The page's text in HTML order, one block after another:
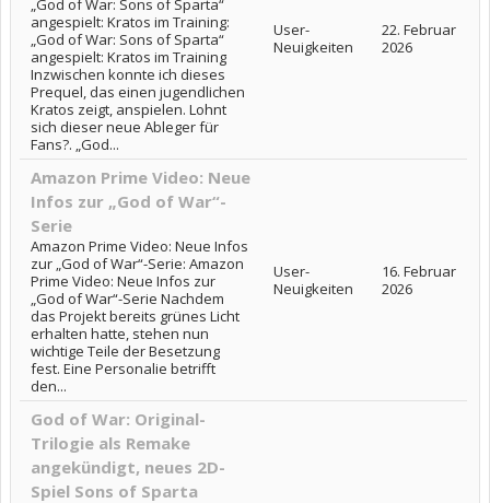
„God of War: Sons of Sparta“
angespielt: Kratos im Training:
„God of War: Sons of Sparta“
angespielt: Kratos im Training
Inzwischen konnte ich dieses
Prequel, das einen jugendlichen
Kratos zeigt, anspielen. Lohnt
sich dieser neue Ableger für
Fans?. „God...
User-
Neuigkeiten
22. Februar
2026
Amazon Prime Video: Neue
Infos zur „God of War“-
Serie
Amazon Prime Video: Neue Infos
zur „God of War“-Serie: Amazon
Prime Video: Neue Infos zur
„God of War“-Serie Nachdem
das Projekt bereits grünes Licht
erhalten hatte, stehen nun
wichtige Teile der Besetzung
fest. Eine Personalie betrifft
den...
User-
Neuigkeiten
16. Februar
2026
God of War: Original-
Trilogie als Remake
angekündigt, neues 2D-
Spiel Sons of Sparta